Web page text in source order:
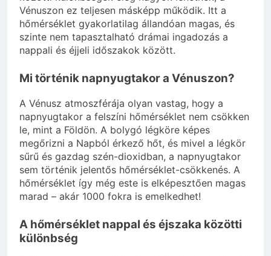
Vénuszon ez teljesen másképp működik. Itt a
hőmérséklet gyakorlatilag állandóan magas, és
szinte nem tapasztalható drámai ingadozás a
nappali és éjjeli időszakok között.
Mi történik napnyugtakor a Vénuszon?
A Vénusz atmoszférája olyan vastag, hogy a
napnyugtakor a felszíni hőmérséklet nem csökken
le, mint a Földön. A bolygó légköre képes
megőrizni a Napból érkező hőt, és mivel a légkör
sűrű és gazdag szén-dioxidban, a napnyugtakor
sem történik jelentős hőmérséklet-csökkenés. A
hőmérséklet így még este is elképesztően magas
marad – akár 1000 fokra is emelkedhet!
A hőmérséklet nappal és éjszaka közötti
különbség